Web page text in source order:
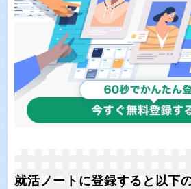
就活ノートに登録すると以下